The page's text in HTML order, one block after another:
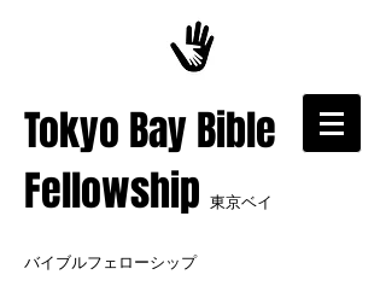
​Tokyo Bay Bible
Fellowship 東京ベイ
バイブルフェローシップ